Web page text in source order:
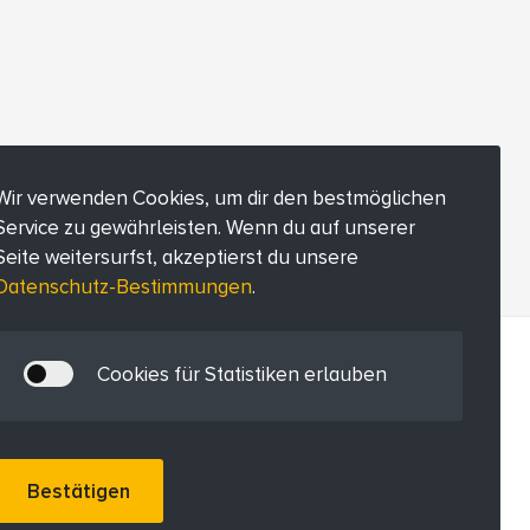
verwenden Cookies, um dir den bestmöglichen
zu gewährleisten. Wenn du auf unserer
weitersurfst, akzeptierst du unsere
Bestimmungen.
Cookies für Statistiken erlauben
Bestätigen